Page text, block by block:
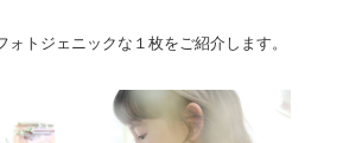
ォトジェニックな１枚をご紹介します。